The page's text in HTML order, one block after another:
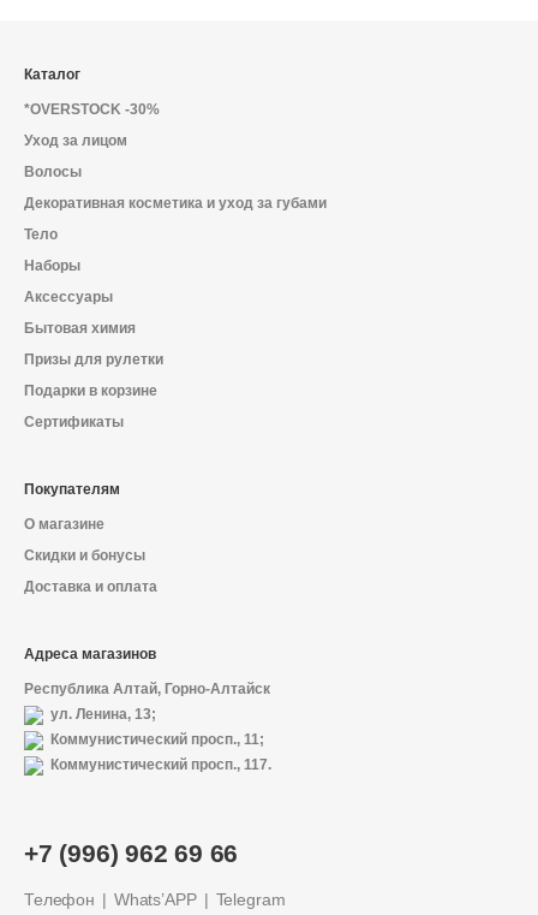
+7 (996) 962 69 66
Телефон Whats’APP Telegram
Каталог
*OVERSTOCK -30%
Уход за лицом
Волосы
Декоративная косметика и уход за губами
Тело
Наборы
Аксессуары
Бытовая химия
Призы для рулетки
Подарки в корзине
Сертификаты
Покупателям
О магазине
Скидки и бонусы
Доставка и оплата
Адреса магазинов
Республика Алтай, Горно-Алтайск
ул. Ленина, 13;
Коммунистический просп., 11;
Коммунистический просп., 117.